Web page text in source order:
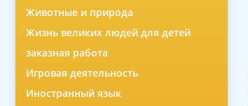
Животные и природа
Жизнь великих людей для детей
заказная работа
Игровая деятельность
Иностранный язык